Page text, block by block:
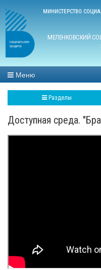
МИНИСТЕРСТВО
МЕЛЕНКОВСКИЙ
Меню
Разделы
Доступная среда.